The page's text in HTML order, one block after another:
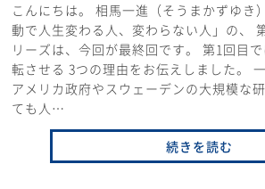
こんにちは。 相馬一進（そうまかずゆき
動で人生変わる人、変わらない人」の、
リーズは、今回が最終回です。 第1回目
転させる 3つの理由をお伝えしました。
アメリカ政府やスウェーデンの大規模な
ても人…
続きを読む